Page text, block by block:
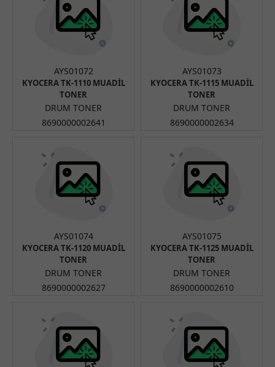
AYS01072
KYOCERA TK-1110 MUADİL
TONER
DRUM TONER
8690000002641
AYS01073
KYOCERA TK-1115 MUADİL
TONER
DRUM TONER
8690000002634
AYS01074
KYOCERA TK-1120 MUADİL
TONER
DRUM TONER
8690000002627
AYS01075
KYOCERA TK-1125 MUADİL
TONER
DRUM TONER
8690000002610